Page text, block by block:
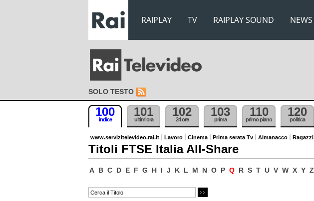
RAIPLAY TV RAIPLAY SOUND NEWS
SOLO TESTO
100
indice
101
ultim'ora
102
24 ore
103
prima
110
primo piano
120
politica
www.servizitelevideo.rai.it Lavoro Cinema Prima serata Tv Almanacco Ragazzi
Titoli FTSE Italia All-Share
A B C D E F G H I J K L M N O P Q R S T U V W X Y Z